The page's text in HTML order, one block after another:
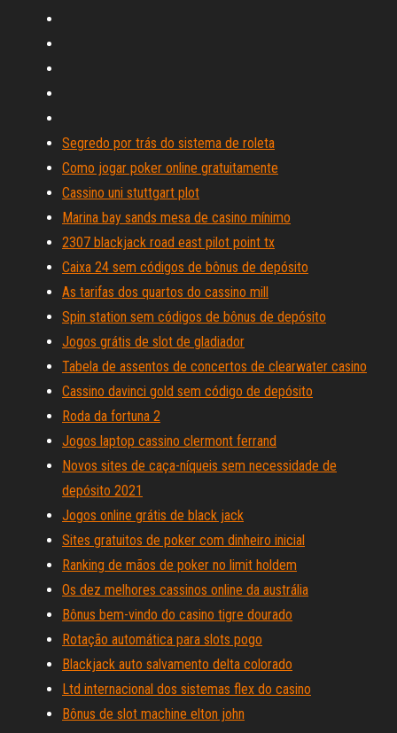
Segredo por trás do sistema de roleta
Como jogar poker online gratuitamente
Cassino uni stuttgart plot
Marina bay sands mesa de casino mínimo
2307 blackjack road east pilot point tx
Caixa 24 sem códigos de bônus de depósito
As tarifas dos quartos do cassino mill
Spin station sem códigos de bônus de depósito
Jogos grátis de slot de gladiador
Tabela de assentos de concertos de clearwater casino
Cassino davinci gold sem código de depósito
Roda da fortuna 2
Jogos laptop cassino clermont ferrand
Novos sites de caça-níqueis sem necessidade de
depósito 2021
Jogos online grátis de black jack
Sites gratuitos de poker com dinheiro inicial
Ranking de mãos de poker no limit holdem
Os dez melhores cassinos online da austrália
Bônus bem-vindo do casino tigre dourado
Rotação automática para slots pogo
Blackjack auto salvamento delta colorado
Ltd internacional dos sistemas flex do casino
Bônus de slot machine elton john